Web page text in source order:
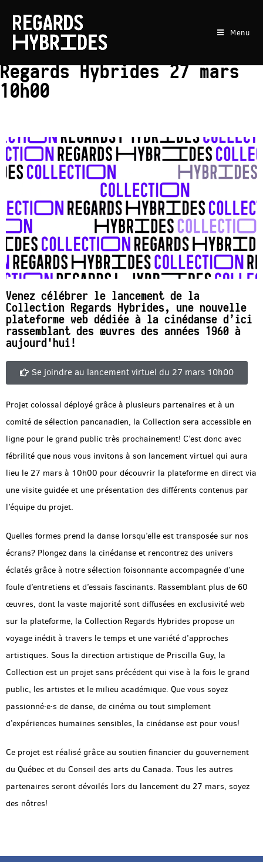
Menu
Lancement Collection
Regards Hybrides 27 mars
10h00
Venez célébrer le lancement de la
Collection Regards Hybrides, une nouvelle
plateforme web dédiée à la cinédanse d’ici
rassemblant des œuvres des années 1960 à
aujourd'hui!
Se joindre au lancement virtuel du 27 mars 10h00
Projet colossal déployé grâce à plusieurs partenaires et à un
comité de sélection pancanadien, la Collection sera accessible en
ligne pour le grand public très prochainement! C’est donc avec
fébrilité que nous vous invitons à son lancement virtuel qui aura
lieu le 27 mars à 10h00 pour découvrir la plateforme en direct via
une visite guidée et une présentation des différents contenus par
l’équipe du projet.
Quelles formes prend la danse lorsqu’elle est transposée sur nos
écrans? Plongez dans la cinédanse et rencontrez des univers
éclatés grâce à notre sélection foisonnante accompagnée d’une
foule d’entretiens et d’essais fascinants. Rassemblant plus de 60
œuvres, dont la vaste majorité sont diffusées en exclusivité web
sur la plateforme, la Collection Regards Hybrides propose un
voyage inédit à travers le temps et une variété d’approches
artistiques. Sous la direction artistique de Priscilla Guy, la
Collection est un projet sans précédent qui vise à la fois le grand
public, les artistes et le milieu académique. Que vous soyez
passionné·e·s de danse, de cinéma ou tout simplement
d’expériences humaines sensibles, la cinédanse est pour vous!
Ce projet est réalisé grâce au soutien financier du gouvernement
du Québec et du Conseil des arts du Canada. Tous les autres
partenaires seront dévoilés lors du lancement du 27 mars, soyez
des nôtres!